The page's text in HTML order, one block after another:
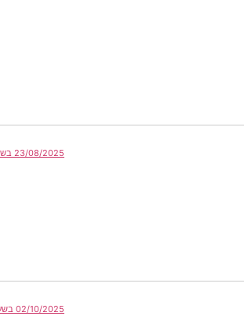
23/08/2025 בשעה 14:22
02/10/2025 בשעה 20:25